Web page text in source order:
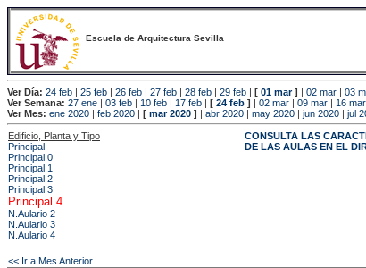
Escuela de Arquitectura Sevilla
Ver Día: 24 feb | 25 feb | 26 feb | 27 feb | 28 feb | 29 feb | [ 01 mar] | 02 mar | 03
Ver Semana: 27 ene | 03 feb | 10 feb | 17 feb | [ 24 feb ] | 02 mar | 09 mar | 16 mar
Ver Mes: ene 2020 | feb 2020 | [ mar 2020 ] | abr 2020 | may 2020 | jun 2020 | jul
Edificio, Planta y Tipo
Principal
Principal 0
Principal 1
Principal 2
Principal 3
Principal 4
N.Aulario 2
N.Aulario 3
N.Aulario 4
CONSULTA LAS
DE LAS AULAS EN EL
<< Ir a Mes Anterior